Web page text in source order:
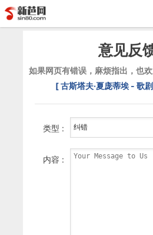
意见反
如果网页有错误，麻烦指出，也
[ 古斯塔夫·夏庞蒂埃 - 歌
类型 :
内容 :